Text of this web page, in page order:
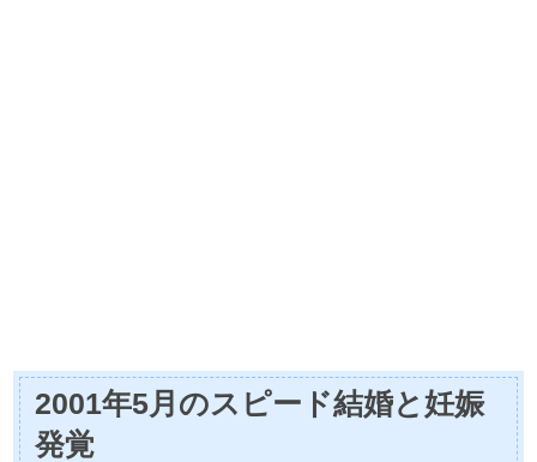
2001年5月のスピード結婚と妊娠
発覚